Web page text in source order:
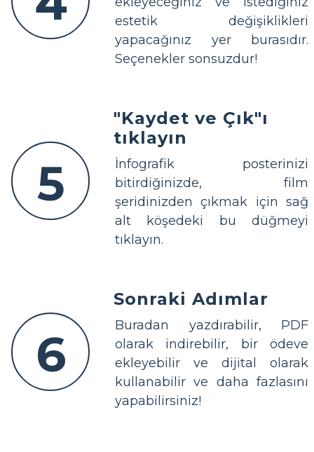
estetik değişiklikleri
yapacağınız yer burasıdır.
Seçenekler sonsuzdur!
5
"Kaydet ve Çık"ı
tıklayın
İnfografik posterinizi
bitirdiğinizde, film
şeridinizden çıkmak için sağ
alt köşedeki bu düğmeyi
tıklayın.
6
Sonraki Adımlar
Buradan yazdırabilir, PDF
olarak indirebilir, bir ödeve
ekleyebilir ve dijital olarak
kullanabilir ve daha fazlasını
yapabilirsiniz!